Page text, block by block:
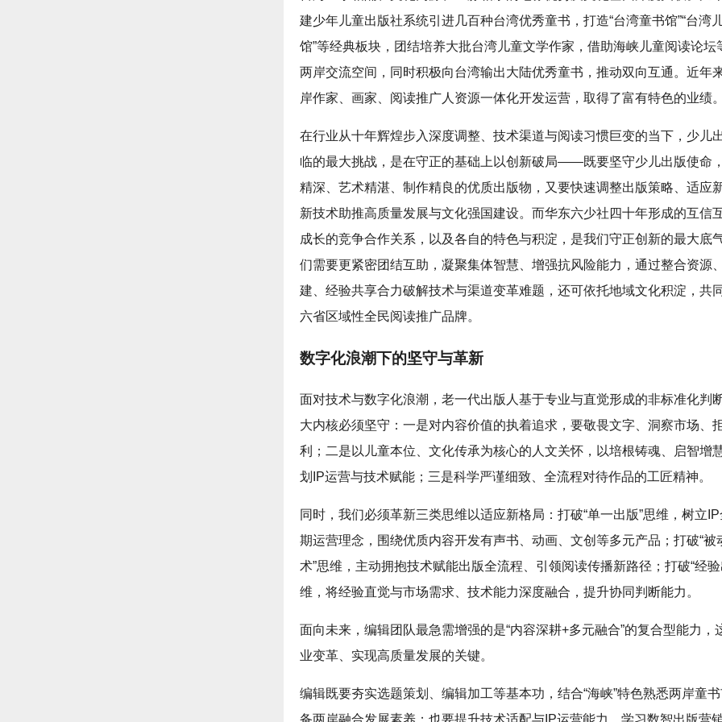
建少年儿童出版社系统引进几百种台湾优秀童书，打造“台湾童书馆”“台湾
馆”等经典板块，团结培养大批台湾儿童文学作家，借助海峡儿童阅读论坛
两岸交流空间，同时积极向台湾输出大陆优秀童书，推动双向互通。近年
岸作家、画家、阅读推广人资源一体化开发运营，取得了富有特色的业绩
在行业从十年辉煌步入深度调整、技术渠道与阅读习惯巨变的当下，少儿
临的最大挑战，是在守正的基础上以创新破局——既要坚守少儿出版使命
精深、艺术精湛、制作精良的优质出版物，又要快速调整出版策略、适应
新技术助推高质量发展与文化强国建设。而华东六少社四十年形成的互信
成长的竞争合作关系，以及各自的特色与积淀，是我们守正创新的最大底
们需要更紧密团结互助，凝聚集体智慧、增强抗风险能力，通过整合资源
建、经验共享合力破解技术与渠道变革难题，还可依托地域文化积淀，共
六省区域性全民阅读推广品牌。
数字化浪潮下的坚守与革新
面对技术与数字化浪潮，老一代出版人基于专业与直觉形成的非标准化判
大内核必须坚守：一是对内容价值的执着追求，要敬畏文字、洞察市场、
利；二是以儿童本位、文化传承为核心的人文关怀，以培根铸魂、启智增
划IP运营与技术赋能；三是科学严谨细致、全流程对待作品的工匠精神。
同时，我们必须革新三类思维以适应新格局：打破“单一出版”思维，树立
期运营理念，围绕优质内容开发有声书、动画、文创等多元产品；打破“被
术”思维，主动拥抱技术赋能出版全流程、引领阅读传播新路径；打破“经验
维，将经验直觉与市场需求、技术能力深度融合，提升协同判断能力。
面向未来，编辑团队最急需增强的是“内容深耕+多元融合”的复合型能力，
业变革、实现高质量发展的关键。
编辑既要夯实选题策划、编辑加工等基本功，结合“海峡”特色熟悉两岸童
备两岸融合发展素养；也要提升技术适配与IP运营能力，学习数智出版营